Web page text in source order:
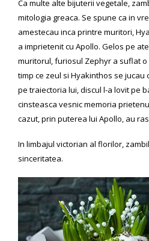
Ca multe alte bijuterii vegetale,
mitologia greaca. Se spune ca in
amestecau inca printre muritori,
a imprietenit cu Apollo. Gelos pe
muritorul, furiosul Zephyr a suflat
timp ce zeul si Hyakinthos se jucau
pe traiectoria lui, discul l-a lovit pe
cinsteasca vesnic memoria
cazut, prin puterea lui Apollo, au
In limbajul victorian al florilor,
sinceritatea.